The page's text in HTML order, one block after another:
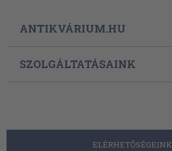
ANTIKVÁRIUM.HU
SZOLGÁLTATÁSAINK
ELÉRHETŐSÉGEINK